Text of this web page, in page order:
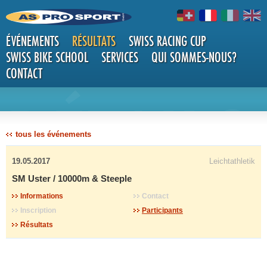
ÉVÉNEMENTS RÉSULTATS
SWISS RACING CUP
SWISS BIKE SCHOOL
SERVICES
QUI SOMMES-NOUS?
CONTACT
DÉTAILS
tous les événements
19.05.2017 Leichtathletik
SM Uster / 10000m & Steeple
Informations
Contact
Inscription
Participants
Résultats